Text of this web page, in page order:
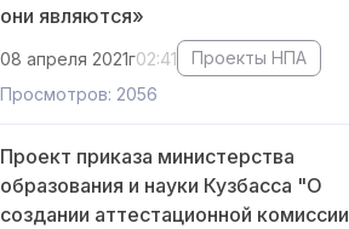
они являются»
08 апреля 2021г02:41
Проекты НПА
Просмотров: 2056
Проект приказа министерства
образования и науки Кузбасса "О
создании аттестационной комиссии